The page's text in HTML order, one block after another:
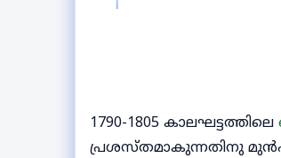
1790-1805 കാലഘട്ടത്തിലെ
പ്രശസ്തമാകുന്നതിനു